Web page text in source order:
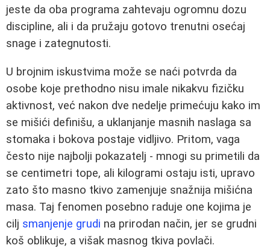
jeste da oba programa zahtevaju ogromnu dozu
discipline, ali i da pružaju gotovo trenutni osećaj
snage i zategnutosti.
U brojnim iskustvima može se naći potvrda da
osobe koje prethodno nisu imale nikakvu fizičku
aktivnost, već nakon dve nedelje primećuju kako im
se mišići definišu, a uklanjanje masnih naslaga sa
stomaka i bokova postaje vidljivo. Pritom, vaga
često nije najbolji pokazatelj - mnogi su primetili da
se centimetri tope, ali kilogrami ostaju isti, upravo
zato što masno tkivo zamenjuje snažnija mišićna
masa. Taj fenomen posebno raduje one kojima je
cilj smanjenje grudi na prirodan način, jer se grudni
koš oblikuje, a višak masnog tkiva povlači.